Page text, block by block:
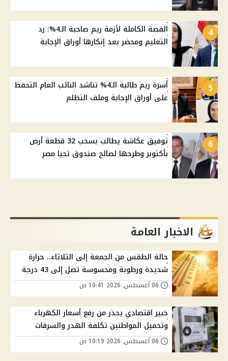
4
القصة الكاملة لأزمة ريم صاحبة الـ4%: رد
التعليم ومحضر بعد إنكارها أوراق الإجابة
5
أسرة ريم طالبة الـ4% تناشد النائب العام التحفظ
على أوراق الإجابة وملف التظلم
6
توفيق عكاشة يطالب بسحب 32 قطعة أرض
بأكتوبر وطرحها لصالح صندوق تحيا مصر
الاخبار العامة
حالة الطقس من الجمعة إلى الثلاثاء.. حرارة
شديدة ورطوبة ومحسوسة تصل إلى 43 درجة
خبير اقتصادي يحذر من رفع أسعار الكهرباء
وتحميل المواطنين تكلفة الهدر والسرقات